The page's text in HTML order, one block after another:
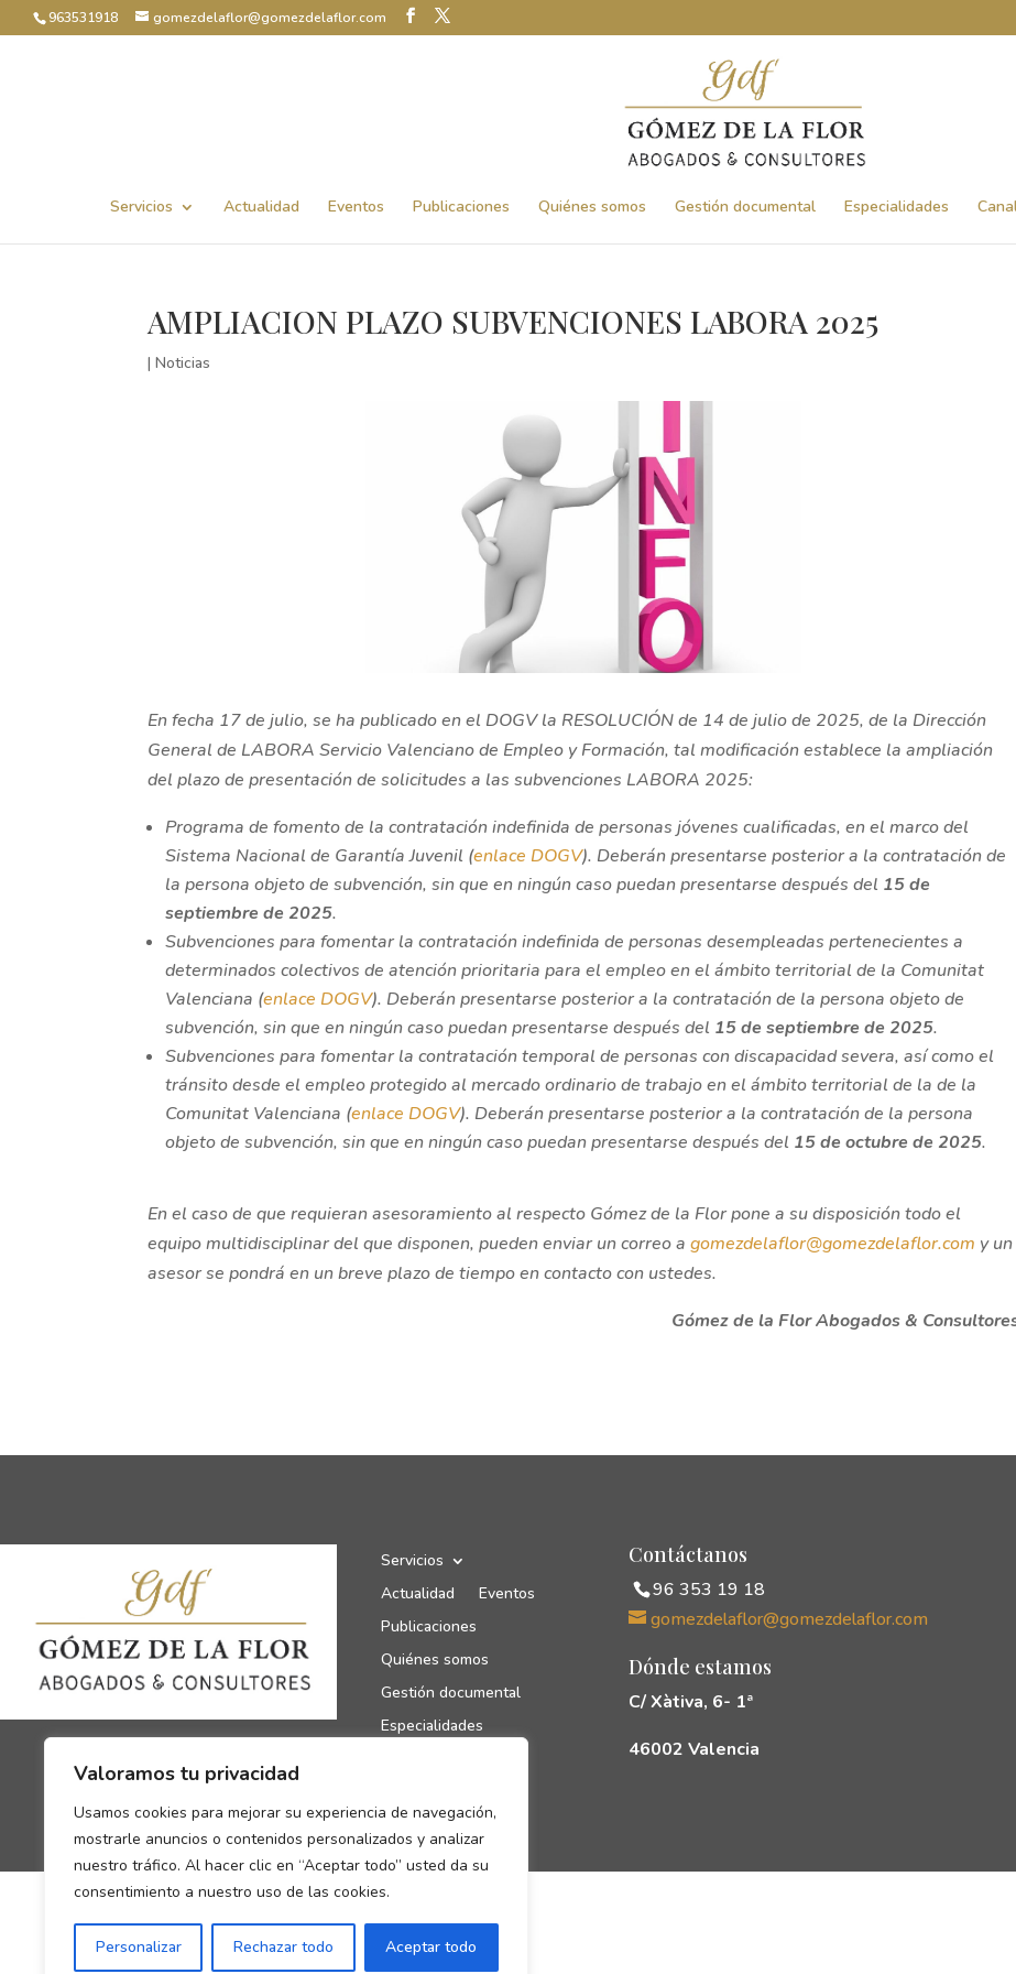
Valoramos tu privacidad
Usamos cookies para mejorar su experiencia de navegación,
mostrarle anuncios o contenidos personalizados y analizar
nuestro tráfico. Al hacer clic en “Aceptar todo” usted da su
consentimiento a nuestro uso de las cookies.
Personalizar Rechazar todo Aceptar todo
963531918 gomezdelaflor@gomezdelaflor.com
Servicios Actualidad Eventos Publicaciones Quiénes somos Gestión documental Especialidades
AMPLIACION PLAZO SUBVENCIONES LABORA 2025
|Noticias
En fecha 17 de julio, se ha publicado en el DOGV la RESOLUCIÓN de 14 de julio de 2025, de la Dirección
General de LABORA Servicio Valenciano de Empleo y Formación, tal modificación establece la ampliación
del plazo de presentación de solicitudes a las subvenciones LABORA 2025:
Programa de fomento de la contratación indefinida de personas jóvenes cualificadas, en el marco del
Sistema Nacional de Garantía Juvenil (enlace DOGV). Deberán presentarse posterior a la contratación de
la persona objeto de subvención, sin que en ningún caso puedan presentarse después del 15 de
septiembre de 2025.
Subvenciones para fomentar la contratación indefinida de personas desempleadas pertenecientes a
determinados colectivos de atención prioritaria para el empleo en el ámbito territorial de la Comunitat
Valenciana (enlace DOGV). Deberán presentarse posterior a la contratación de la persona objeto de
subvención, sin que en ningún caso puedan presentarse después del 15 de septiembre de 2025.
Subvenciones para fomentar la contratación temporal de personas con discapacidad severa, así como el
tránsito desde el empleo protegido al mercado ordinario de trabajo en el ámbito territorial de la de la
Comunitat Valenciana (enlace DOGV). Deberán presentarse posterior a la contratación de la persona
objeto de subvención, sin que en ningún caso puedan presentarse después del 15 de octubre de 2025.
En el caso de que requieran asesoramiento al respecto Gómez de la Flor pone a su disposición todo el
equipo multidisciplinar del que disponen, pueden enviar un correo agomezdelaflor@gomezdelaflor.com y un
asesor se pondrá en un breve plazo de tiempo en contacto con ustedes.
Gómez de la Flor Abogados &
Servicios
Actualidad
Eventos
Publicaciones
Quiénes somos
Gestión documental
Especialidades
Contacto
Contáctanos
96 353 19 18
gomezdelaflor@gomezdelaflor.com
Dónde estamos
C/ Xàtiva, 6- 1ª
46002 Valencia